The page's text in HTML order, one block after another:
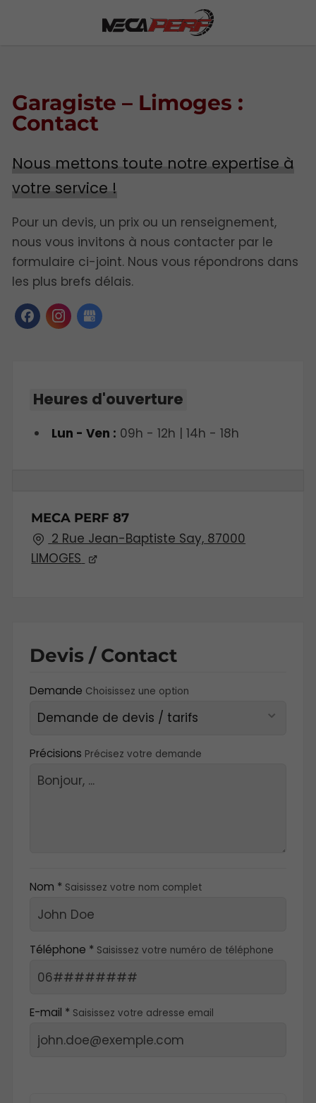
Garagiste – Limoges :
Contact
Nous mettons toute notre expertise à
votre service !
Pour un devis, un prix ou un renseignement,
nous vous invitons à nous contacter par le
formulaire ci-joint. Nous vous répondrons dans
les plus brefs délais.
Heures d'ouverture
Lun - Ven : 09h - 12h | 14h - 18h
MECA PERF 87
2 Rue Jean-Baptiste Say, 87000
LIMOGES
Devis / Contact
Demande Choisissez une option
Précisions Précisez votre demande
Nom * Saisissez votre nom complet
Téléphone * Saisissez votre numéro de téléphone
E-mail * Saisissez votre adresse email